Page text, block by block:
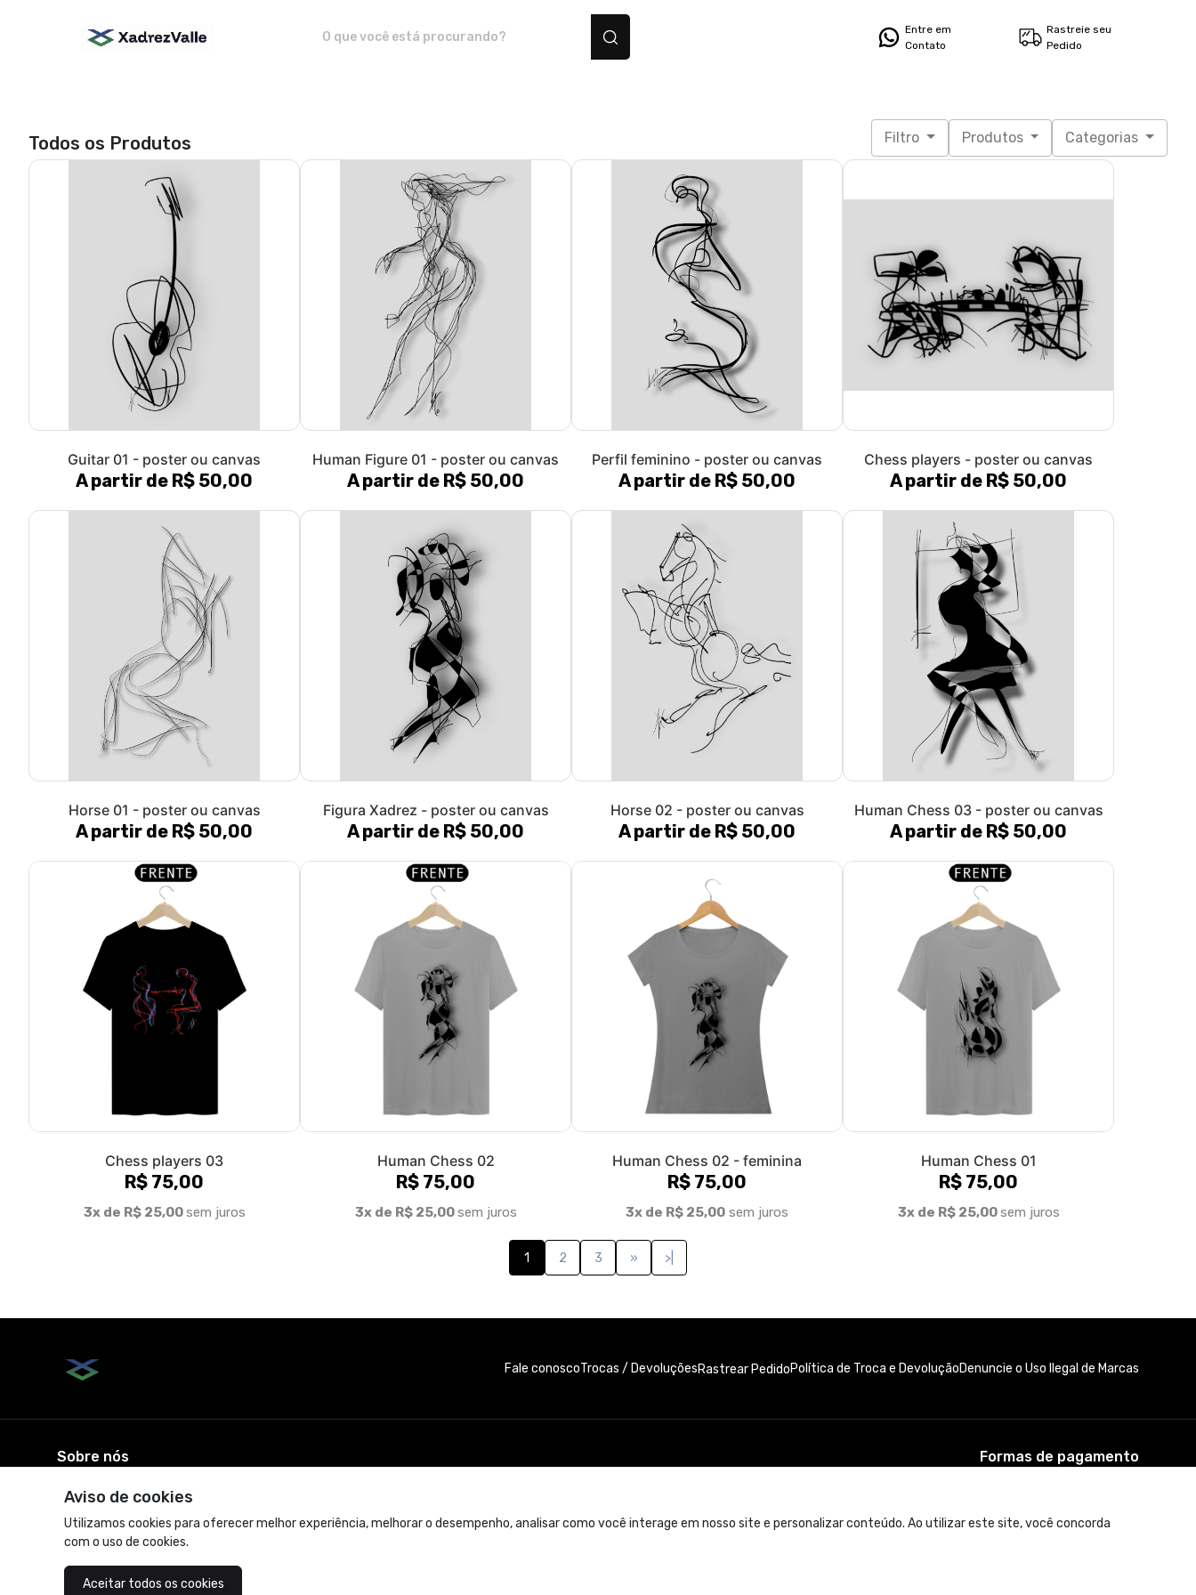
Adriano Valle Art - Camisetas e produtos personalizados
Entre em
Contato
Rastreie seu
Pedido
Todos os Produtos Filtro Produtos Categorias
Guitar 01 - poster ou canvas
A partir de R$ 50,00
Human Figure 01 - poster ou canvas
A partir de R$ 50,00
Perfil feminino - poster ou canvas
A partir de R$ 50,00
Chess players - poster ou canvas
A partir de R$ 50,00
Horse 01 - poster ou canvas
A partir de R$ 50,00
Figura Xadrez - poster ou canvas
A partir de R$ 50,00
Horse 02 - poster ou canvas
A partir de R$ 50,00
Human Chess 03 - poster ou canvas
A partir de R$ 50,00
Chess players 03
R$ 75,00
3x de R$ 25,00sem juros
Human Chess 02
R$ 75,00
3x de R$ 25,00sem juros
Human Chess 02 - feminina
R$ 75,00
3x de R$ 25,00 sem juros
Human Chess 01
R$ 75,00
3x de R$ 25,00sem juros
1 2 3 » >|
Aviso de cookies
Utilizamos cookies para oferecer melhor experiência, melhorar o desempenho, analisar como você interage em nosso site e personalizar conteúdo. Ao utilizar este site, você concorda
com o uso de cookies.
Aceitar todos os cookies
Fale conoscoTrocas / DevoluçõesRastrear PedidoPolítica de Troca e DevoluçãoDenuncie o Uso Ilegal de Marcas
Sobre nós
© Dados do vendedor: CPF 344.145.331-04
Formas de pagamento
Acompanhe-nos: